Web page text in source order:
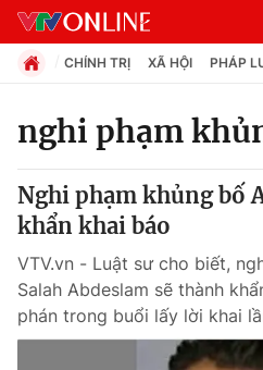
Chuyên mục
Chính trị
Xã hội
Pháp luật
CHÍNH TRỊ XÃ HỘI PHÁP
nghi phạm
Nghi phạm khủng bố
khẩn khai báo
VTV.vn - Luật sư cho biết,
Salah Abdeslam sẽ thành
phán trong buổi lấy lời khai